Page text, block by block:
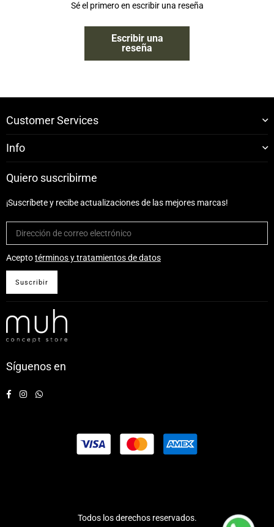
Sé el primero en escribir una reseña
Escribir una
reseña
Customer Services
Info
Quiero suscribirme
¡Suscríbete y recibe actualizaciones de las mejores marcas!
Aceptotérminos y tratamientos de datos
Suscribir
Síguenos en
FacebookInstagram
Whatsapp
Todos los derechos reservados.